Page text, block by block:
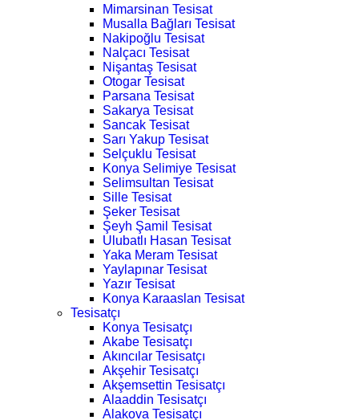
Mimarsinan Tesisat
Musalla Bağları Tesisat
Nakipoğlu Tesisat
Nalçacı Tesisat
Nişantaş Tesisat
Otogar Tesisat
Parsana Tesisat
Sakarya Tesisat
Sancak Tesisat
Sarı Yakup Tesisat
Selçuklu Tesisat
Konya Selimiye Tesisat
Selimsultan Tesisat
Sille Tesisat
Şeker Tesisat
Şeyh Şamil Tesisat
Ulubatlı Hasan Tesisat
Yaka Meram Tesisat
Yaylapınar Tesisat
Yazır Tesisat
Konya Karaaslan Tesisat
Tesisatçı
Konya Tesisatçı
Akabe Tesisatçı
Akıncılar Tesisatçı
Akşehir Tesisatçı
Akşemsettin Tesisatçı
Alaaddin Tesisatçı
Alakova Tesisatçı